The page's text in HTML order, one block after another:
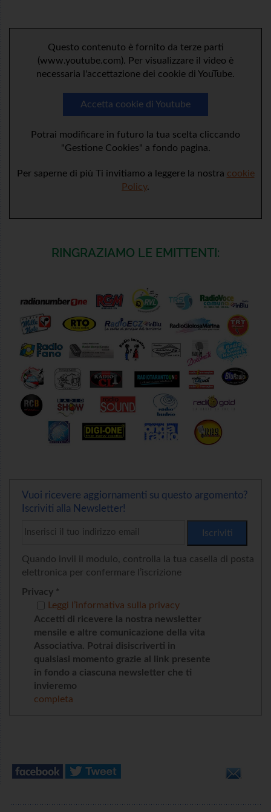
Questo contenuto è fornito da terze parti
(www.youtube.com). Per visualizzare il video è
necessaria l'accettazione dei cookie di YouTube.
Accetta cookie di Youtube
Potrai modificare in futuro la tua scelta cliccando
"Gestione Cookies" a fondo pagina.
Per saperne di più Ti invitiamo a leggere la nostra cookie
Policy.
RINGRAZIAMO LE EMITTENTI:
Vuoi ricevere aggiornamenti su questo argomento?
Iscriviti alla Newsletter!
Quando invii il modulo, controlla la tua casella di posta
elettronica per confermare l’iscrizione
Privacy *
Accetti di ricevere la nostra newsletter
mensile e altre comunicazione della vita
Associativa. Potrai disiscriverti in
qualsiasi momento grazie al link presente
in fondo a ciascuna newsletter che ti
invieremo
Leggi l’informativa sulla privacy
completa